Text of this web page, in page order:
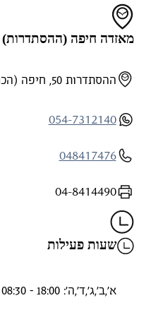
מאזדה חיפה (ההסתדרות)
ההסתדרות 50, חיפה (הכניסה דרך רח' ליאון שטיין)
054-7312140
048417476
04-8414490
שעות פעילות
א',ב',ג',ד',ה': 18:00 - 08:30